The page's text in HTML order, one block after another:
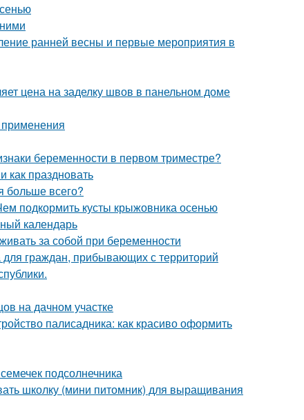
ранней весны и первые мероприятия в
цена на заделку швов в панельном доме
беременности в первом триместре?
праздновать
больше всего?
подкормить кусты крыжовника осенью
календарь
за собой при беременности
граждан, прибывающих с территорий
на дачном участке
палисадника: как красиво оформить
подсолнечника
школку (мини питомник) для выращивания